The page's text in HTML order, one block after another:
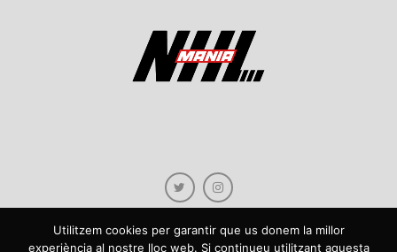
Utilitzem cookies per garantir que us donem la millor
experiència al nostre lloc web. Si continueu utilitzant aquesta